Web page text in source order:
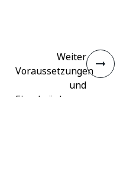
Weiter
Voraussetzungen
und
Einschränkungen